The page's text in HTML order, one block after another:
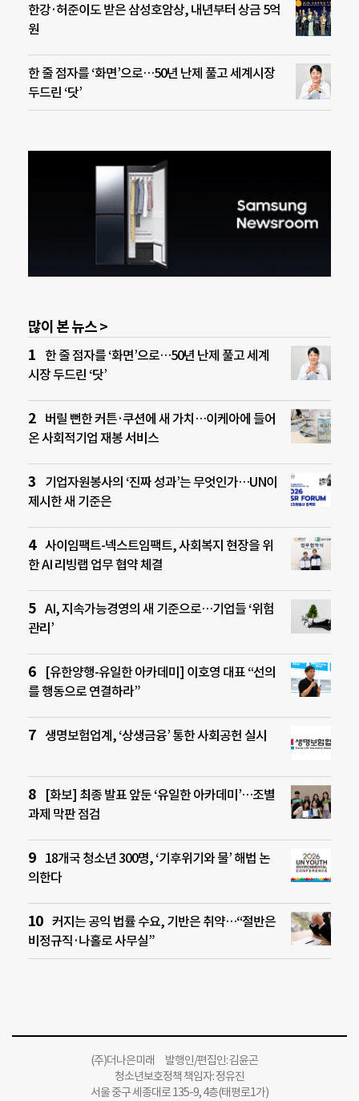
한강·허준이도 받은 삼성호암상, 내년부터 상금 5억
원
한 줄 점자를 ‘화면’으로…50년 난제 풀고 세계시장
두드린 ‘닷’
많이 본 뉴스 >
한 줄 점자를 ‘화면’으로…50년 난제 풀고 세계
시장 두드린 ‘닷’
버릴 뻔한 커튼·쿠션에 새 가치…이케아에 들어
온 사회적기업 재봉 서비스
기업자원봉사의 ‘진짜 성과’는 무엇인가…UN이
제시한 새 기준은
사이임팩트-넥스트임팩트, 사회복지 현장을 위
한 AI 리빙랩 업무 협약 체결
AI, 지속가능경영의 새 기준으로…기업들 ‘위험
관리’
[유한양행-유일한 아카데미] 이호영 대표 “선의
를 행동으로 연결하라”
생명보험업계, ‘상생금융’ 통한 사회공헌 실시
[화보] 최종 발표 앞둔 ‘유일한 아카데미’…조별
과제 막판 점검
18개국 청소년 300명, ‘기후위기와 물’ 해법 논
의한다
커지는 공익 법률 수요, 기반은 취약…“절반은
비정규직·나홀로 사무실”
(주)더나은미래 발행인/편집인: 김윤곤
청소년보호정책 책임자: 정유진
서울 중구 세종대로 135-9, 4층(태평로1가)